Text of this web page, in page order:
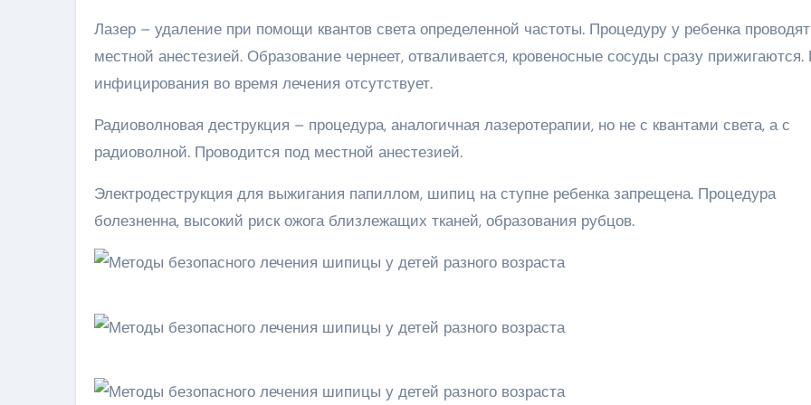
Лазер – удаление при помощи квантов света определенной частоты. Процедуру у ребенка
местной анестезией. Образование чернеет, отваливается, кровеносные сосуды сразу прижигаются.
инфицирования во время лечения отсутствует.
Радиоволновая деструкция – процедура, аналогичная лазеротерапии, но не с квантами света, а с
радиоволной. Проводится под местной анестезией.
Электродеструкция для выжигания папиллом, шипиц на ступне ребенка запрещена. Процедура
болезненна, высокий риск ожога близлежащих тканей, образования рубцов.